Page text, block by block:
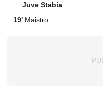
Juve Stabia
19' Maistro